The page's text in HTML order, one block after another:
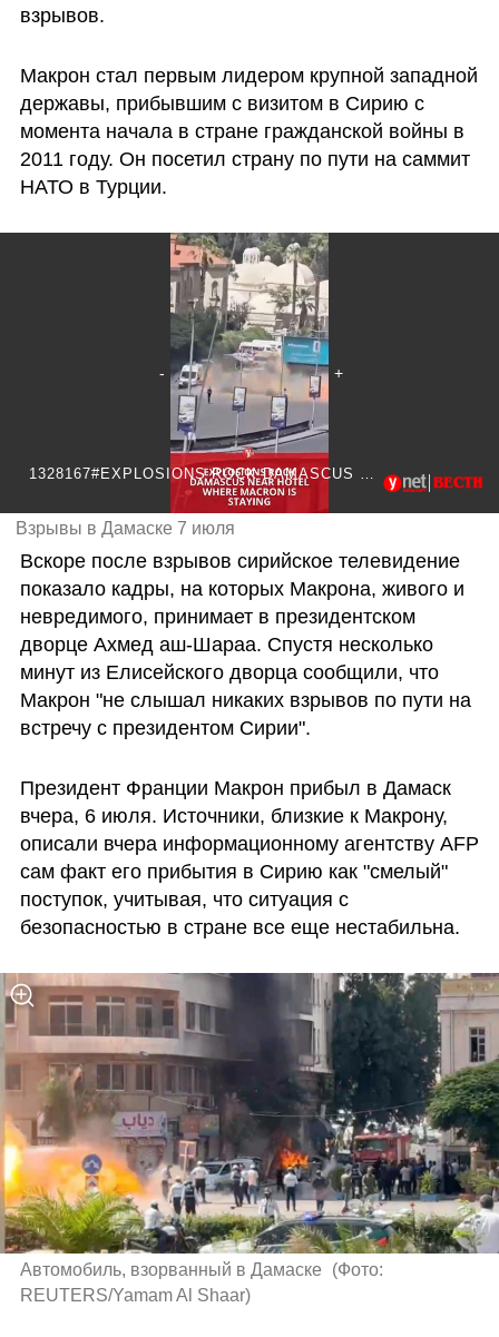
взрывов.
Макрон стал первым лидером крупной западной
державы, прибывшим с визитом в Сирию с
момента начала в стране гражданской войны в
2011 году. Он посетил страну по пути на саммит
НАТО в Турции.
1328167#EXPLOSIONS ROCK DAMASCUS VERTICAL
Взрывы в Дамаске 7 июля
Вскоре после взрывов сирийское телевидение
показало кадры, на которых Макрона, живого и
невредимого, принимает в президентском
дворце Ахмед аш-Шараа. Cпустя несколько
минут из Елисейского дворца сообщили, что
Макрон "не слышал никаких взрывов по пути на
встречу с президентом Сирии".
Президент Франции Макрон прибыл в Дамаск
вчера, 6 июля. Источники, близкие к Макрону,
описали вчера информационному агентству AFP
сам факт его прибытия в Сирию как "смелый"
поступок, учитывая, что ситуация с
безопасностью в стране все еще нестабильна.
Автомобиль, взорванный в Дамаске (Фото:
REUTERS/Yamam Al Shaar)